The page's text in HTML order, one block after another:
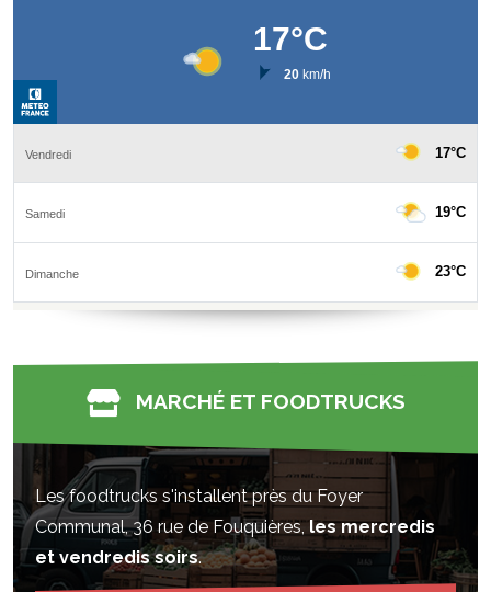
MARCHÉ ET FOODTRUCKS
Les foodtrucks s'installent près du Foyer
Communal, 36 rue de Fouquières,les mercredis
et vendredis soirs.